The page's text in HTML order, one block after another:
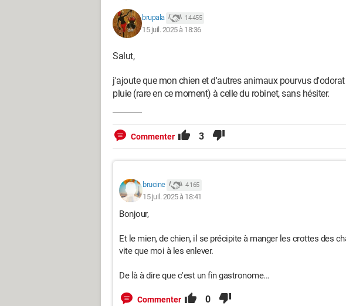
brupala 14 455
15 juil. 2025 à 18:36
Salut,
j'ajoute que mon chien et d'autres animaux pourvus
pluie (rare en ce moment) à celle du robinet, sans hésiter.
Commenter 3
brucine 4 165
15 juil. 2025 à 18:41
Bonjour,
Et le mien, de chien, il se précipite à manger les crottes des
vite que moi à les enlever.
De là à dire que c'est un fin gastronome...
Commenter 0